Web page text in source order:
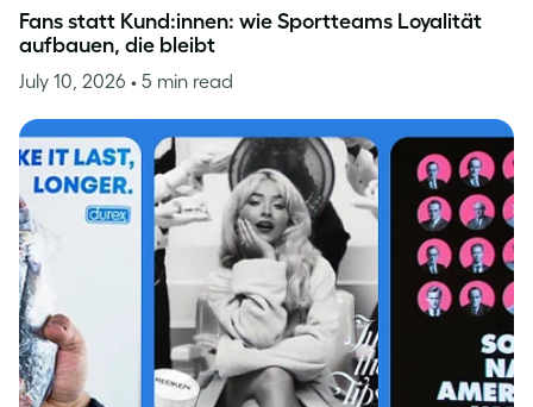
Fans statt Kund:innen: wie Sportteams Loyalität
aufbauen, die bleibt
July 10, 2026 • 5 min read